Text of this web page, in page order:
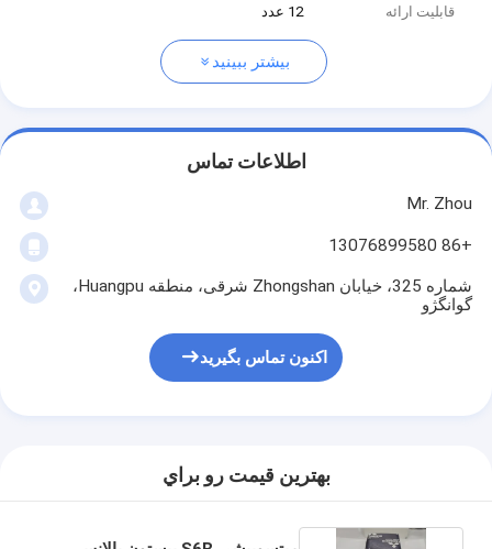
قابلیت ارائه
12 عدد
بیشتر ببینید
اطلاعات تماس
Mr. Zhou
+86 13076899580
شماره 325، خیابان Zhongshan شرقی، منطقه Huangpu،
گوانگژو
اکنون تماس بگیرید
بهترين قيمت رو براي